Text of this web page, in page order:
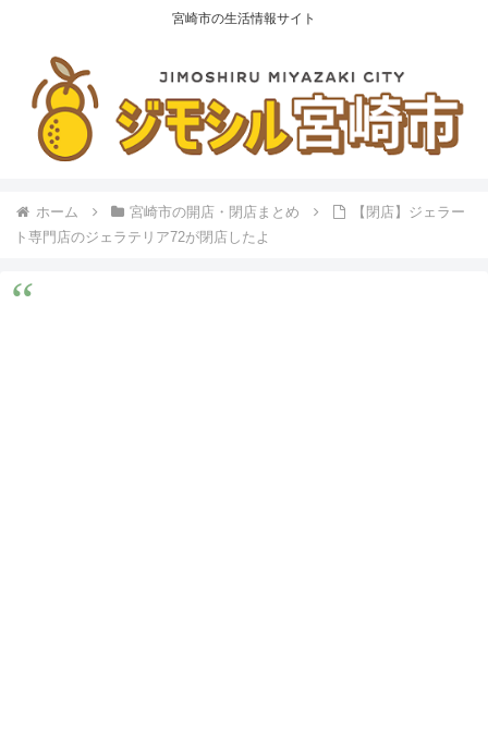
宮崎市の生活情報サイト
ホーム 宮崎市の開店・閉店まとめ
【閉店】ジェラー
ト専門店のジェラテリア72が閉店したよ